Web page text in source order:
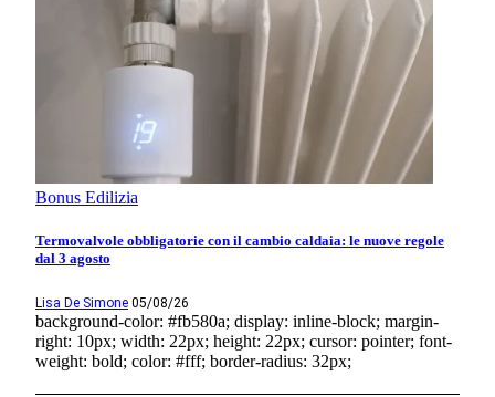
Bonus Edilizia
Termovalvole obbligatorie con il cambio caldaia: le nuove regole
dal 3 agosto
Lisa De Simone 05/08/26
background-color: #fb580a; display: inline-block; margin-
right: 10px; width: 22px; height: 22px; cursor: pointer; font-
weight: bold; color: #fff; border-radius: 32px;